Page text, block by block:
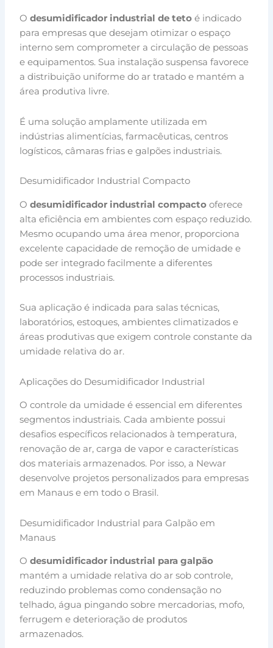
Odesumidificador industrial de teto é indicado
para empresas que desejam otimizar o espaço
interno sem comprometer a circulação de pessoas
e equipamentos. Sua instalação suspensa favorece
a distribuição uniforme do ar tratado e mantém a
área produtiva livre.
É uma solução amplamente utilizada em
indústrias alimentícias, farmacêuticas, centros
logísticos, câmaras frias e galpões industriais.
Desumidificador Industrial Compacto
Odesumidificador industrial compacto oferece
alta eficiência em ambientes com espaço reduzido.
Mesmo ocupando uma área menor, proporciona
excelente capacidade de remoção de umidade e
pode ser integrado facilmente a diferentes
processos industriais.
Sua aplicação é indicada para salas técnicas,
laboratórios, estoques, ambientes climatizados e
áreas produtivas que exigem controle constante da
umidade relativa do ar.
Aplicações do Desumidificador Industrial
O controle da umidade é essencial em diferentes
segmentos industriais. Cada ambiente possui
desafios específicos relacionados à temperatura,
renovação de ar, carga de vapor e características
dos materiais armazenados. Por isso, a Newar
desenvolve projetos personalizados para empresas
em Manaus e em todo o Brasil.
Desumidificador Industrial para Galpão em
Manaus
Odesumidificador industrial para galpão
mantém a umidade relativa do ar sob controle,
reduzindo problemas como condensação no
telhado, água pingando sobre mercadorias, mofo,
ferrugem e deterioração de produtos
armazenados.